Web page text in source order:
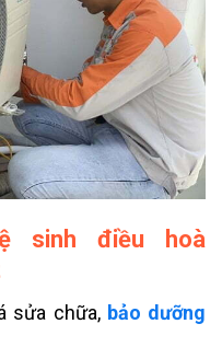
sinh điều hoà
sửa chữa, bảo dưỡng